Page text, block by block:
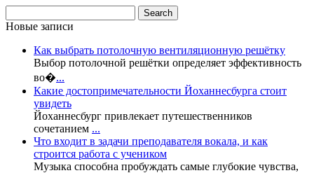
Новые записи
Как выбрать потолочную вентиляционную решётку
Выбор потолочной решётки определяет эффективность
во�...
Какие достопримечательности Йоханнесбурга стоит
увидеть
Йоханнесбург привлекает путешественников
сочетанием ...
Что входит в задачи преподавателя вокала, и как
строится работа с учеником
Музыка способна пробуждать самые глубокие чувства,